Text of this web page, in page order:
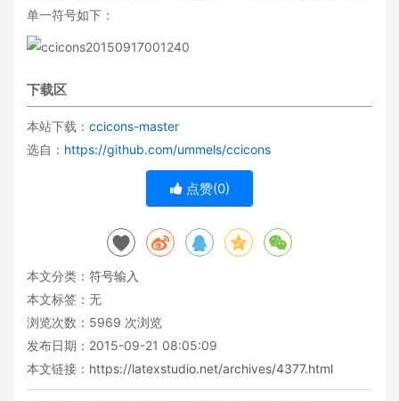
单一符号如下：
下载区
本站下载： ccicons-master
选自： https://github.com/ummels/ccicons
点赞(0)
本文分类： 符号输入
本文标签：无
浏览次数： 5969 次浏览
发布日期：2015-09-21 08:05:09
本文链接： https://latexstudio.net/archives/4377.html